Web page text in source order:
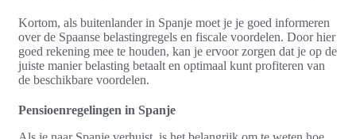
Kortom, als buitenlander in Spanje moet je je goed informeren
over de Spaanse belastingregels en fiscale voordelen. Door hier
goed rekening mee te houden, kan je ervoor zorgen dat je op de
juiste manier belasting betaalt en optimaal kunt profiteren van
de beschikbare voordelen.
Pensioenregelingen in Spanje